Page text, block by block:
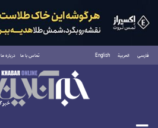
فارسی العربية English تماس با ما درباره ما
یکشنبه ۱۸ مرداد ۱۴۰۵